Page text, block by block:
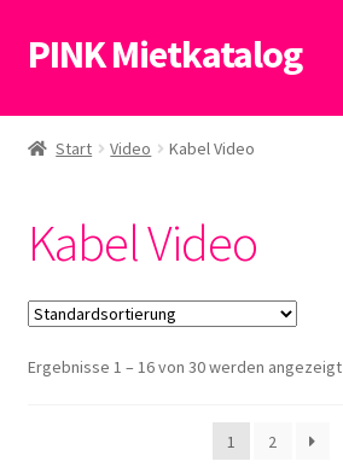
Zur
Navigation
Zum
Inhalt
PINK Mietkatalog
Start
Start Video Kabel Video
Kabel Video
Ergebnisse 1 – 16 von 30 werden angezeigt
1 2